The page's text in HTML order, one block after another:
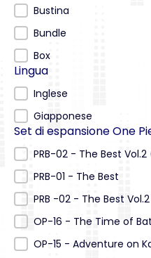
Bustina
Bundle
Box
Lingua
LinguaInglese
Giapponese
Set di espansione One
Set di espansione One
PRB-02 - The Best Vol.2
PRB-01 - The Best
PRB -02 - The Best Vol.2
OP-16 - The Time of
OP-15 - Adventure on